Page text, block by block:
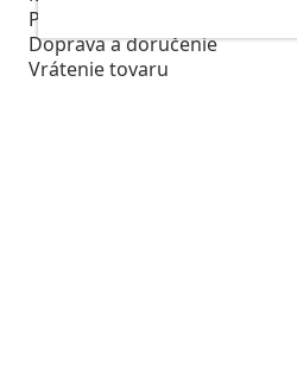
Platba
Doprava a doručenie
Vrátenie tovaru